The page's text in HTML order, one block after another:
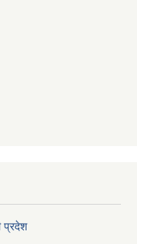
प्रदेश